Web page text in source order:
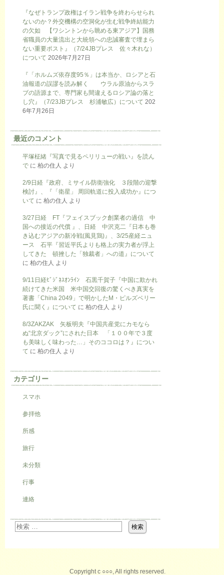
『なぜトランプ政権はイラン戦争を終わらせられ
ないのか？外交機構の空洞化が生む戦争終結能力
の欠如 【ワシントンから眺める東アジア】国務
省職員の大量流出と大統領への忠誠審査で埋まら
ない重要ポスト』（7/24JBプレス 佐々木れな）
について 2026年7月27日
『「ホルムズ依存度95％」は本当か、ロシアと石
油報道の誤謬を読み解く ウラル原油からスラ
ブの語源まで、専門家も間違えるロシア論の落と
し穴』（7/23JBプレス 杉浦敏広）について 202
6年7月26日
最近のコメント
平塚柾緒『写真で見るペリリューの戦い』を読ん
で に 柏の住人 より
2/9日経『政府、ミサイル防衛強化 ３段階の迎撃
検討』、『「衛星」 周回軌道に投入成功か』につ
いて に 柏の住人 より
3/27日経 FT『フェイスブック創業者の過信 中
国への接近の代償 』、日経 中沢克二『日本も巻
き込むアジアの新冷戦(風見鶏)』、3/25産経ニュ
ース 石平『習近平氏よりも格上の実力者が浮上
してきた 頓挫した「独裁者」への道』について
に 柏の住人 より
9/11日経ﾋﾞｼﾞﾈｽｵﾝﾗｲﾝ 石黒千賀子『中国に欺かれ
続けてきた米国 米中国交回復の驚くべき真実を
著書「China 2049」で明かしたM・ピルズベリー
氏に聞く』について に 柏の住人 より
8/3ZAKZAK 矢板明夫『中国共産党にカモなら
ぬ“北京ダック”にされた日本 「１００年で３度
も美味しく味わった…」そのココロは？』につい
て に 柏の住人 より
カテゴリー
スマホ
参拝他
所感
旅行
未分類
行事
連絡
Copyright c ○○○, All rights reserved.